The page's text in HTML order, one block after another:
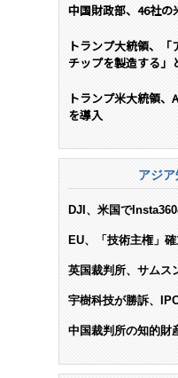
中国財政部、46社
トランプ大統領、
チップを製造する」
トランプ米大統領
を導入
アジ
DJI、米国で
EU、「技術主権」
英国裁判所、サムス
宇樹科技が勝訴、
中国裁判所の知的